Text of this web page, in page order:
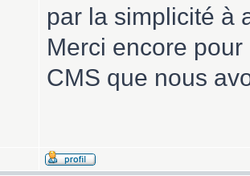
par la simplicité à
Merci encore
CMS que nous